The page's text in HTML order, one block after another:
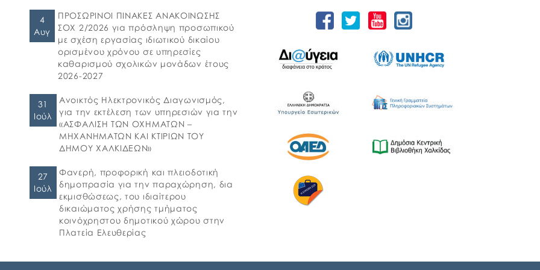
συμμετοχή στο πρόγραμμα «Προώθηση και
υποστήριξη παιδιών για την ένταξή τους
στην προσχολική εκπαίδευση καθώς και για
τη πρόσβαση παιδιών σχολικής ηλικίας,
εφήβων και ατόμων με αναπηρία, σε
υπηρεσίες δημιουργικής απασχόλησης» για
Χαλκιδέων και η Ιερά Μητρόπολη Χαλκίδος,
Ιστιαίας και Βορείων Σποράδων, με την
Ελλάδας και του Ο.Π.Α.ΣΤ.Ε, του Οργανισμού
Λιμένων Ν. Εύβοιας και του Επιμελητηρίου
Εύβοιας. ⚓️Η επίσημη έναρξη
4
Αυγ
ΠΡΟΣΩΡΙΝΟΙ ΠΙΝΑΚΕΣ ΑΝΑΚΟΙΝΩΣΗΣ
ΣΟΧ 2/2026 για πρόσληψη προσωπικού
με σχέση εργασίας ιδιωτικού δικαίου
ορισμένου χρόνου σε υπηρεσίες
καθαρισμού σχολικών μονάδων έτους
2026-2027
31
Ιούλ
Ανοικτός Ηλεκτρονικός Διαγωνισμός,
για την εκτέλεση των υπηρεσιών για την
«ΑΣΦΑΛΙΣΗ ΤΩΝ ΟΧΗΜΑΤΩΝ –
ΜΗΧΑΝΗΜΑΤΩΝ ΚΑΙ ΚΤΙΡΙΩΝ ΤΟΥ
ΔΗΜΟΥ ΧΑΛΚΙΔΕΩΝ»
27
Ιούλ
Φανερή, προφορική και πλειοδοτική
δημοπρασία για την παραχώρηση, δια
εκμισθώσεως, του ιδιαίτερου
δικαιώματος χρήσης τμήματος
κοινόχρηστου δημοτικού χώρου στην
Πλατεία Ελευθερίας